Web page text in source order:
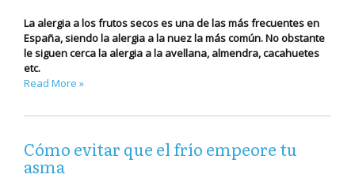
La alergia a los frutos secos es una de las más frecuentes en
España, siendo la alergia a la nuez la más común. No obstante
le siguen cerca la alergia a la avellana, almendra, cacahuetes
etc.
Read More »
Cómo evitar que el frío empeore tu
asma